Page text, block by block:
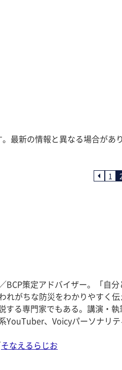
最新の情報と異なる場合があり
1
BCP策定アドバイザー。「自
れがちな防災をわかりやすく
する専門家でもある。講演・
YouTuber、Voicyパーソナリテ
そなえるらじお